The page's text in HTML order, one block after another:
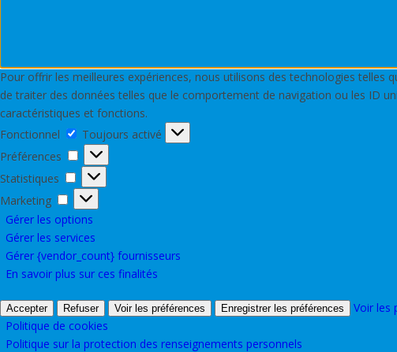
Pour offrir les meilleures expériences, nous utilisons des technologies
de traiter des données telles que le comportement de navigation ou les ID
caractéristiques et fonctions.
Fonctionnel
Fonctionnel
Toujours activé
Préférences
Préférences
Statistiques Statistiques
Marketing Marketing
Gérer les options
Gérer les services
Gérer {vendor_count} fournisseurs
En savoir plus sur ces finalités
Accepter Refuser Voir les préférences Enregistrer les préférences
Voir les
Politique de cookies
Politique sur la protection des renseignements personnels